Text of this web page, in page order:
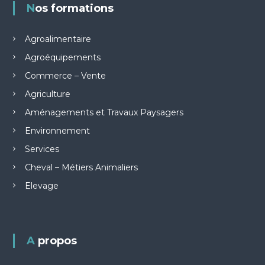
Nos formations
Agroalimentaire
Agroéquipements
Commerce – Vente
Agriculture
Aménagements et Travaux Paysagers
Environnement
Services
Cheval – Métiers Animaliers
Elevage
A propos